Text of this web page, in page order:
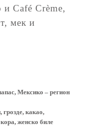
и Café Crème,
мек и
Мексико – регион
какао,
женско биле